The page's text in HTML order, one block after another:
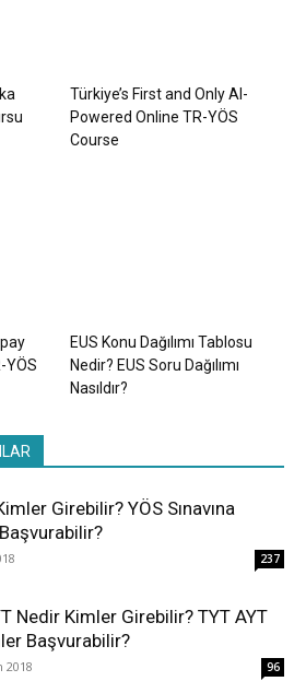
Türkiye’s First and Only AI-
Powered Online TR-YÖS
Course
YÖS
EUS Konu Dağılımı Tablosu
Nedir? EUS Soru Dağılımı
Nasıldır?
Girebilir? YÖS Sınavına
237
Nedir Kimler Girebilir? TYT AYT
Başvurabilir?
2018 96